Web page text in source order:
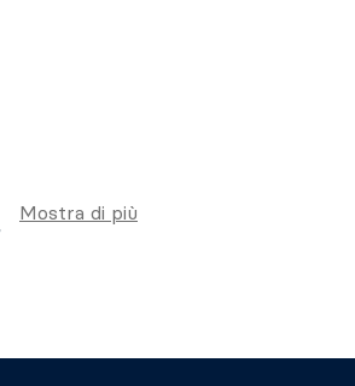
Mostra di più